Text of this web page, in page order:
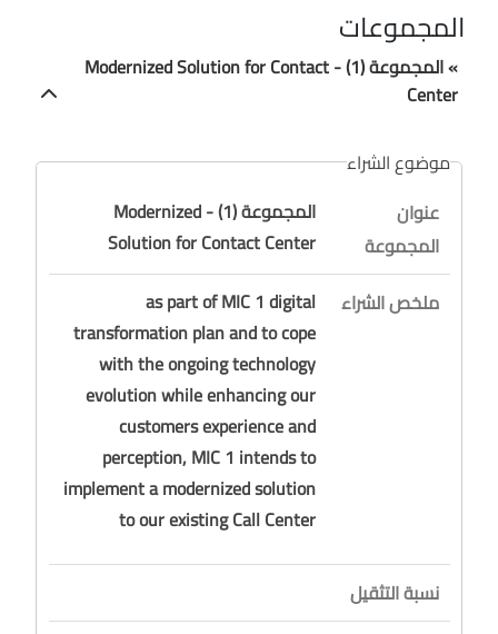
المجموعات
» المجموعة (1) - Modernized Solution for Contact
Center
موضوع الشراء
عنوان
المجموعة
المجموعة (1) - Modernized
Solution for Contact Center
ملخص الشراء
as part of MIC 1 digital
transformation plan and to cope
with the ongoing technology
evolution while enhancing our
customers experience and
perception, MIC 1 intends to
implement a modernized solution
to our existing Call Center
نسبة التثقيل